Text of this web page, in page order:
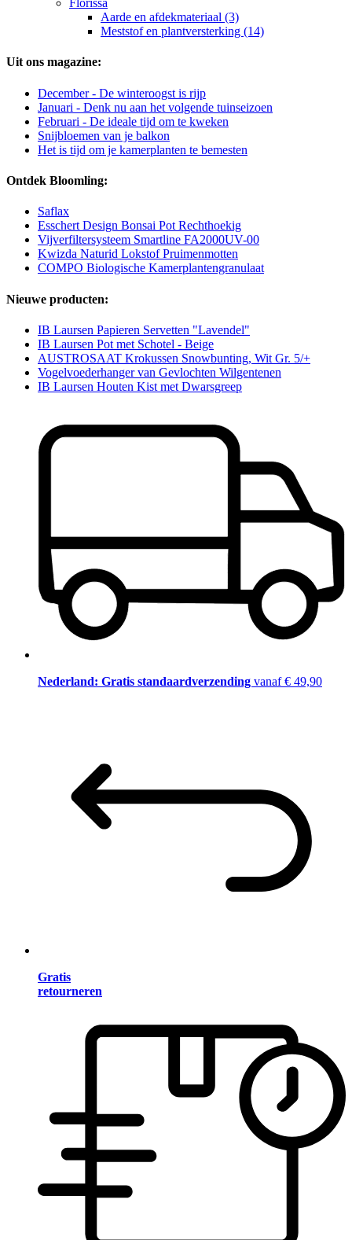
Florissa
Aarde en afdekmateriaal (3)
Meststof en plantversterking (14)
Uit ons magazine:
December - De winteroogst is rijp
Januari - Denk nu aan het volgende tuinseizoen
Februari - De ideale tijd om te kweken
Snijbloemen van je balkon
Het is tijd om je kamerplanten te bemesten
Ontdek Bloomling:
Saflax
Esschert Design Bonsai Pot Rechthoekig
Vijverfiltersysteem Smartline FA2000UV-00
Kwizda Naturid Lokstof Pruimenmotten
COMPO Biologische Kamerplantengranulaat
Nieuwe producten:
IB Laursen Papieren Servetten "Lavendel"
IB Laursen Pot met Schotel - Beige
AUSTROSAAT Krokussen Snowbunting, Wit Gr. 5/+
Vogelvoederhanger van Gevlochten Wilgentenen
IB Laursen Houten Kist met Dwarsgreep
Nederland: Gratis standaardverzending vanaf € 49,90
Gratis
retourneren